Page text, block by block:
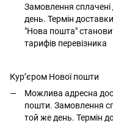
Замовлення
день. Термін
"Нова пошта"
тарифів перевізника
Кур’єром Нової пошти
Можлива адресна
пошти. Замовлення
той же день. Термін